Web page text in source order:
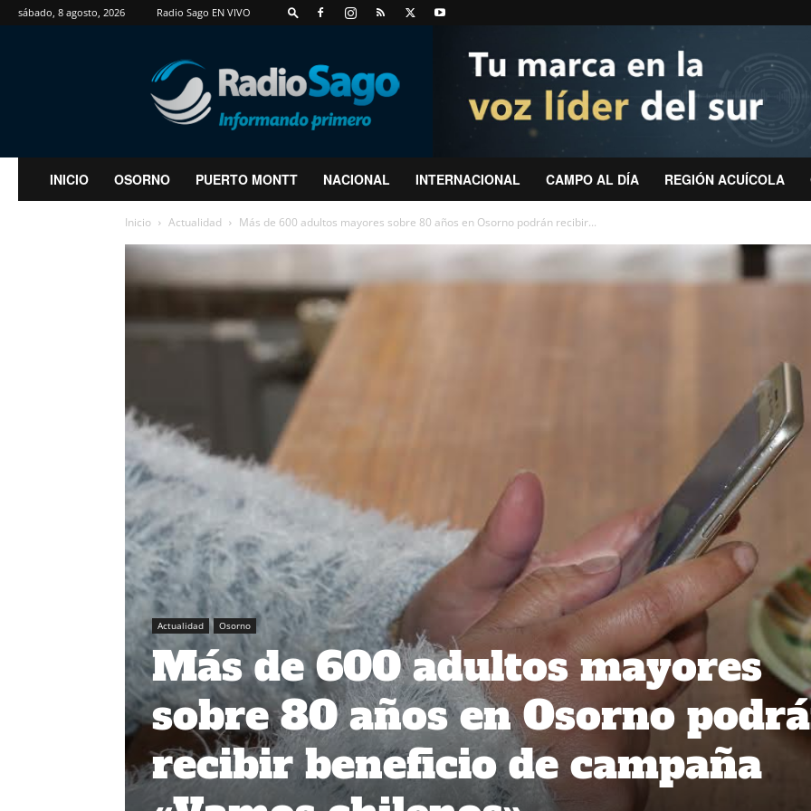
sábado, 8 agosto, 2026 Radio Sago EN VIVO
RadioSago
INICIO OSORNO PUERTO MONTT NACIONAL INTERNACIONAL CAMPO AL DÍA REGIÓN ACUÍCOLA
Inicio Actualidad Más de 600 adultos mayores sobre 80 años en Osorno podrán recibir...
Actualidad Osorno
Más de 600 adultos mayores
sobre 80 años en Osorno
recibir beneficio de campaña